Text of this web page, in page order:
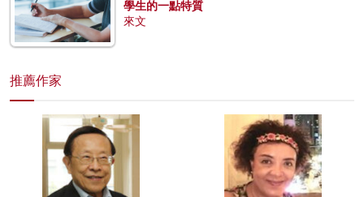
學生的一點特質
來文
推薦作家